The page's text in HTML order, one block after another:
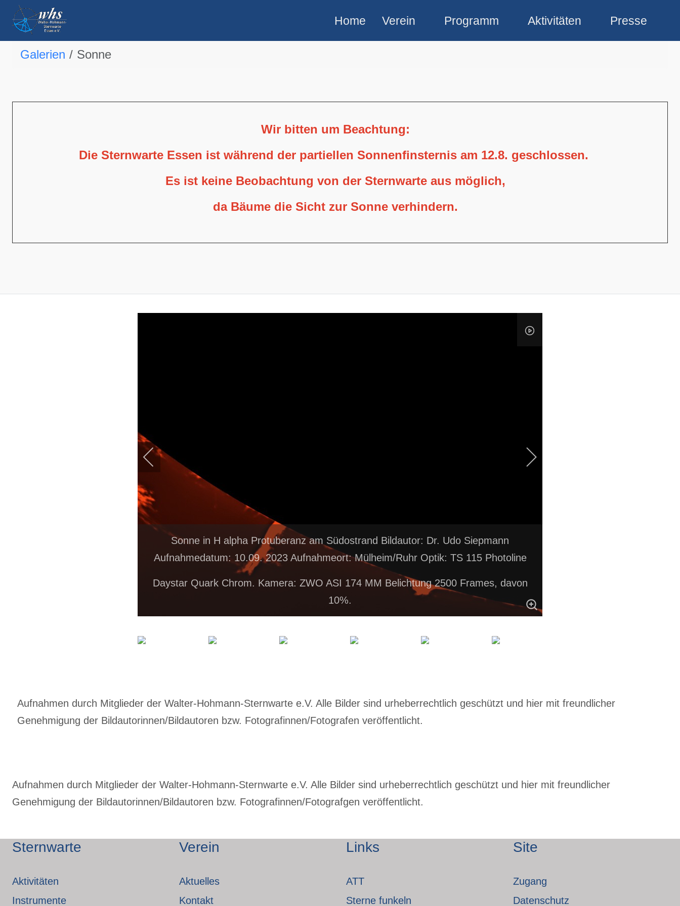
Home Verein Programm Aktivitäten Presse
Galerien Sonne
Wir bitten um Beachtung:
Die Sternwarte Essen ist während der partiellen Sonnenfinsternis am 12.8. geschlossen.
Es ist keine Beobachtung von der Sternwarte aus möglich,
da Bäume die Sicht zur Sonne verhindern.
Sonne in H alpha Protuberanz am Südostrand Bildautor: Dr. Udo Siepmann
Aufnahmedatum: 10.09. 2023 Aufnahmeort: Mülheim/Ruhr Optik: TS 115 Photoline
Daystar Quark Chrom. Kamera: ZWO ASI 174 MM Belichtung 2500 Frames, davon
10%.
Aufnahmen durch Mitglieder der Walter-Hohmann-Sternwarte e.V. Alle Bilder sind urheberrechtlich geschützt und hier mit freundlicher
Genehmigung der Bildautorinnen/Bildautoren bzw. Fotografinnen/Fotografen veröffentlicht.
Aufnahmen durch Mitglieder der Walter-Hohmann-Sternwarte e.V. Alle Bilder sind urheberrechtlich geschützt und hier mit freundlicher
Genehmigung der Bildautorinnen/Bildautoren bzw. Fotografinnen/Fotografgen veröffentlicht.
Sternwarte
Aktivitäten
Instrumente
Verein
Aktuelles
Kontakt
Links
ATT
Sterne funkeln
Site
Zugang
Datenschutz